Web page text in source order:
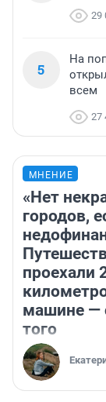
29
5
На
всем
27
МНЕНИЕ
«Нет
городов,
проехали
машине —
того